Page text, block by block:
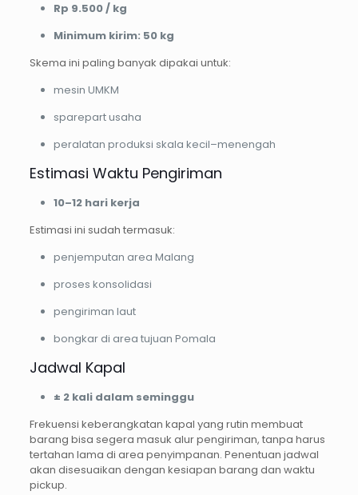
Rp 9.500 / kg
Minimum kirim: 50 kg
Skema ini paling banyak dipakai untuk:
mesin UMKM
sparepart usaha
peralatan produksi skala kecil–menengah
Estimasi Waktu Pengiriman
10–12 hari kerja
Estimasi ini sudah termasuk:
penjemputan area Malang
proses konsolidasi
pengiriman laut
bongkar di area tujuan Pomala
Jadwal Kapal
± 2 kali dalam seminggu
Frekuensi keberangkatan kapal yang rutin membuat
barang bisa segera masuk alur pengiriman, tanpa harus
tertahan lama di area penyimpanan. Penentuan jadwal
akan disesuaikan dengan kesiapan barang dan waktu
pickup.